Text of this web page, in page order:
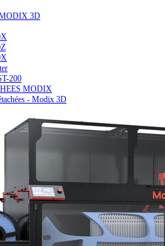
3D
200
MODIX
- Modix 3D